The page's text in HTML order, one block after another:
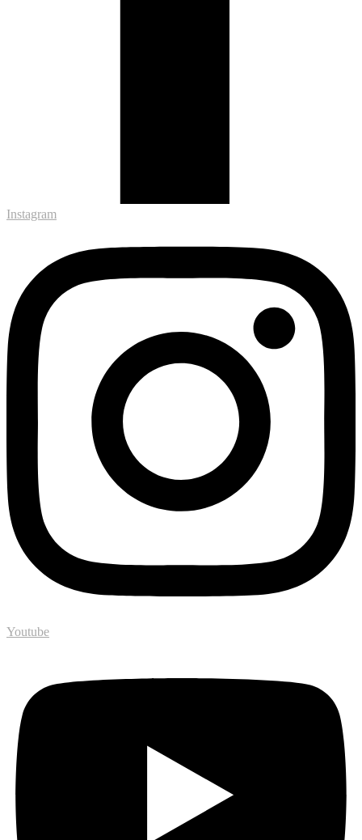
Instagram
Youtube